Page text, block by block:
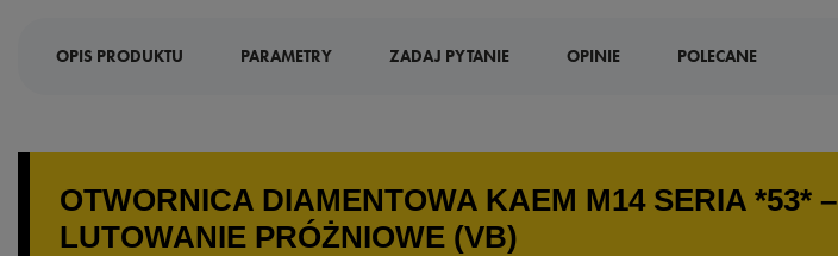
OPIS PRODUKTU PARAMETRY ZADAJ PYTANIE OPINIE POLECANE
OTWORNICA DIAMENTOWA KAEM M14 SERIA *53* –
LUTOWANIE PRÓŻNIOWE (VB)